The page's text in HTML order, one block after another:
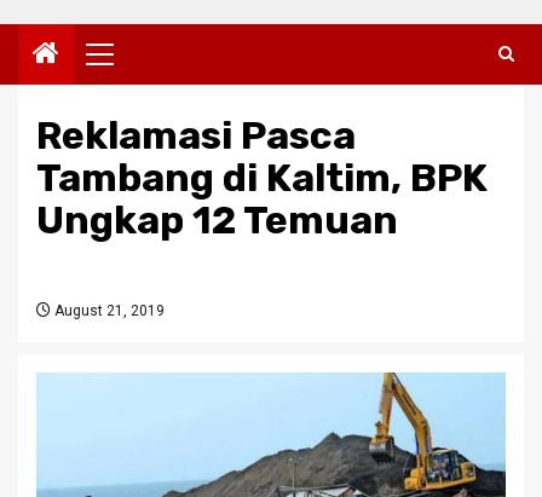
Primary
Menu
Reklamasi Pasca
Tambang di Kaltim, BPK
Ungkap 12 Temuan
August 21, 2019